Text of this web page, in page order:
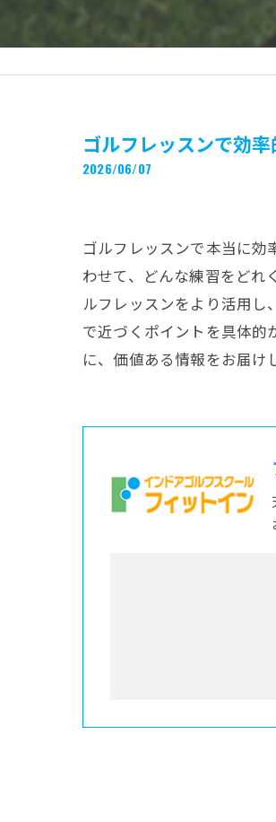
ゴルフレッスンで効
2026/06/07
ゴルフレッスンで本当に
わせて、どんな練習をどれ
ルフレッスンをより活用
で近づくポイントを具体的
に、価値ある情報をお届け